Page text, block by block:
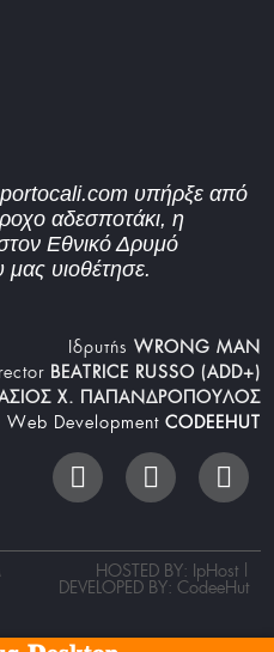
υπήρξε από
αδεσποτάκι, η
Εθνικό Δρυμό
υιοθέτησε.
Iδρυτής WRONG MAN
BEATRICE RUSSO (ADD+)
Χ. ΠΑΠΑΝΔΡΟΠΟΥΛΟΣ
Web Development CODEEHUT
HOSTED BY: IpHost |
DEVELOPED BY: CodeeHut